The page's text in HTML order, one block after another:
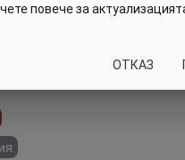
повече за
ОТКАЗ